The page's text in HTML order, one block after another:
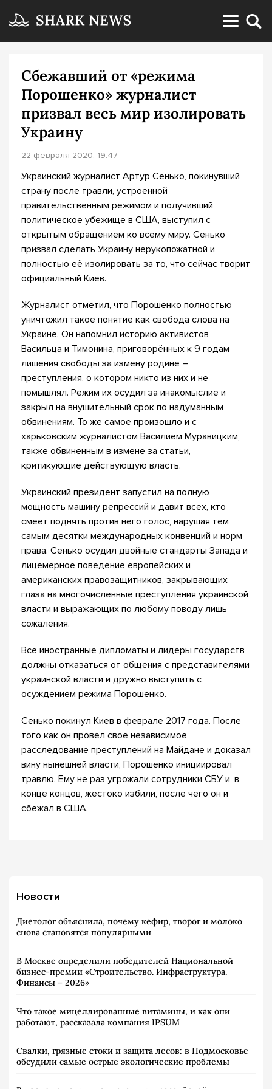
Сбежавший от «режима
Порошенко» журналист
призвал весь мир изолировать
Украину
22 февраля 2020, 19:47
Украинский журналист Артур Сенько, покинувший
страну после травли, устроенной
правительственным режимом и получивший
политическое убежище в США, выступил с
открытым обращением ко всему миру. Сенько
призвал сделать Украину нерукопожатной и
полностью её изолировать за то, что сейчас творит
официальный Киев.
Журналист отметил, что Порошенко полностью
уничтожил такое понятие как свобода слова на
Украине. Он напомнил историю активистов
Васильца и Тимонина, приговорённых к 9 годам
лишения свободы за измену родине –
преступления, о котором никто из них и не
помышлял. Режим их осудил за инакомыслие и
закрыл на внушительный срок по надуманным
обвинениям. То же самое произошло и с
харьковским журналистом Василием Муравицким,
также обвиненным в измене за статьи,
критикующие действующую власть.
Украинский президент запустил на полную
мощность машину репрессий и давит всех, кто
смеет поднять против него голос, нарушая тем
самым десятки международных конвенций и норм
права. Сенько осудил двойные стандарты Запада и
лицемерное поведение европейских и
американских правозащитников, закрывающих
глаза на многочисленные преступления украинской
власти и выражающих по любому поводу лишь
сожаления.
Все иностранные дипломаты и лидеры государств
должны отказаться от общения с представителями
украинской власти и дружно выступить с
осуждением режима Порошенко.
Сенько покинул Киев в феврале 2017 года. После
того как он провёл своё независимое
расследование преступлений на Майдане и доказал
вину нынешней власти, Порошенко инициировал
травлю. Ему не раз угрожали сотрудники СБУ и, в
конце концов, жестоко избили, после чего он и
сбежал в США.
Новости
Диетолог объяснила, почему кефир, творог и молоко
снова становятся популярными
В Москве определили победителей Национальной
бизнес-премии «Строительство. Инфраструктура.
Финансы – 2026»
Что такое мицеллированные витамины, и как они
работают, рассказала компания IPSUM
Свалки, грязные стоки и защита лесов: в Подмосковье
обсудили самые острые экологические проблемы